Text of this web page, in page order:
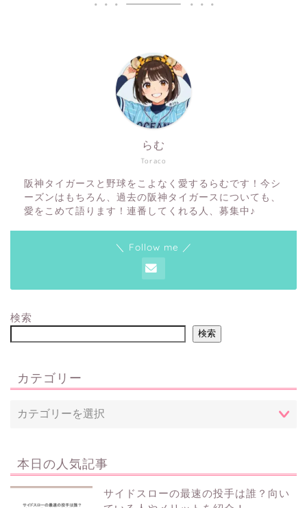
Toraco
らむ
阪神タイガースと野球をこよなく愛するらむです！今シ
ーズンはもちろん、過去の阪神タイガースについても、
愛をこめて語ります！連番してくれる人、募集中♪
＼ Follow me ／
検索
検索
カテゴリー
本日の人気記事
サイドスローの最速の投手は誰？向い